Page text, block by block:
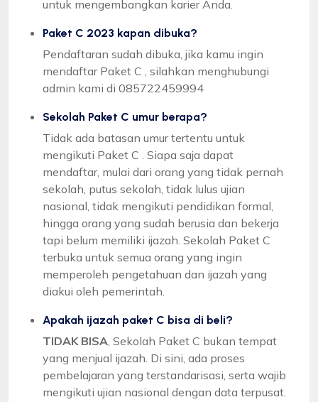
untuk mengembangkan karier Anda.
Paket C 2023 kapan dibuka?
Pendaftaran sudah dibuka, jika kamu ingin
mendaftar Paket C , silahkan menghubungi
admin kami di 085722459994
Sekolah Paket C umur berapa?
Tidak ada batasan umur tertentu untuk
mengikuti Paket C . Siapa saja dapat
mendaftar, mulai dari orang yang tidak pernah
sekolah, putus sekolah, tidak lulus ujian
nasional, tidak mengikuti pendidikan formal,
hingga orang yang sudah berusia dan bekerja
tapi belum memiliki ijazah. Sekolah Paket C
terbuka untuk semua orang yang ingin
memperoleh pengetahuan dan ijazah yang
diakui oleh pemerintah.
Apakah ijazah paket C bisa di beli?
TIDAK BISA , Sekolah Paket C bukan tempat
yang menjual ijazah. Di sini, ada proses
pembelajaran yang terstandarisasi, serta wajib
mengikuti ujian nasional dengan data terpusat.